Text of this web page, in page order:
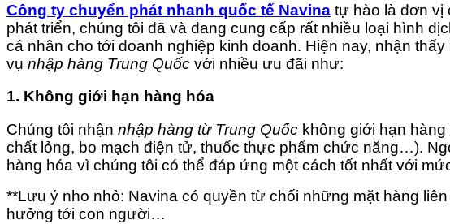
Công ty chuyển phát nhanh quốc tế Navina tự hào là đơn vị
phát triển, chúng tôi đã và đang cung cấp rất nhiều loại hình
cá nhân cho tới doanh nghiệp kinh doanh. Hiện nay, nhận
vụ nhập hàng Trung Quốc với nhiều ưu đãi như:
1. Không giới hạn hàng hóa
Chúng tôi nhận nhập hàng từ Trung Quốc không giới hạn
chất lỏng, bo mạch điện tử, thuốc thực phẩm chức năng…).
hàng hóa vì chúng tôi có thể đáp ứng một cách tốt nhất với
**Lưu ý nho nhỏ: Navina có quyền từ chối những mặt hàng
hưởng tới con người…